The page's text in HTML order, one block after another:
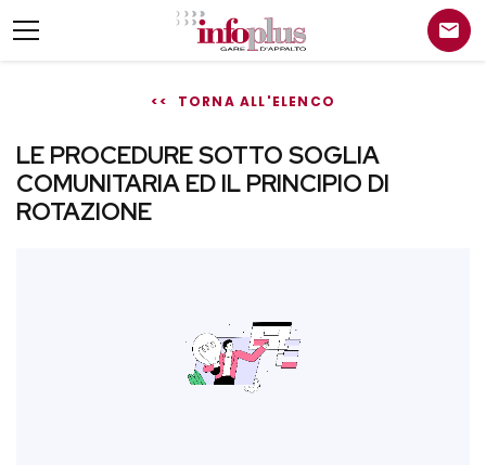
<< TORNA ALL'ELENCO
LE PROCEDURE SOTTO SOGLIA
COMUNITARIA ED IL PRINCIPIO DI
ROTAZIONE